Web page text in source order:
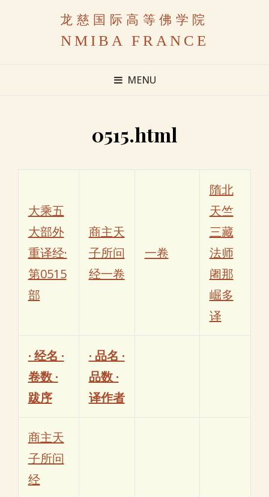
龙慈国际高等佛学院
NMIBA FRANCE
MENU
0515.html
大乘五
大部外
重译经·
第0515
部
商主天
子所问
经一卷
一卷
隋北
天竺
三藏
法师
阇那
崛多
译
· 经名 ·
卷数 ·
跋序
· 品名 ·
品数 ·
译作者
商主天
子所问
经